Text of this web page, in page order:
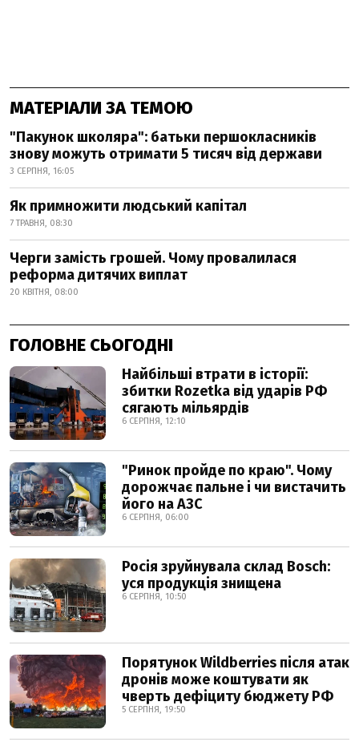
МАТЕРІАЛИ ЗА ТЕМОЮ
"Пакунок школяра": батьки першокласників
знову можуть отримати 5 тисяч від держави
3 СЕРПНЯ, 16:05
Як примножити людський капітал
7 ТРАВНЯ, 08:30
Черги замість грошей. Чому провалилася
реформа дитячих виплат
20 КВІТНЯ, 08:00
ГОЛОВНЕ СЬОГОДНІ
Найбільші втрати в історії:
збитки Rozetka від ударів РФ
сягають мільярдів
6 СЕРПНЯ, 12:10
"Ринок пройде по краю". Чому
дорожчає пальне і чи вистачить
його на АЗС
6 СЕРПНЯ, 06:00
Росія зруйнувала склад Bosch:
уся продукція знищена
6 СЕРПНЯ, 10:50
Порятунок Wildberries після атак
дронів може коштувати як
чверть дефіциту бюджету РФ
5 СЕРПНЯ, 19:50